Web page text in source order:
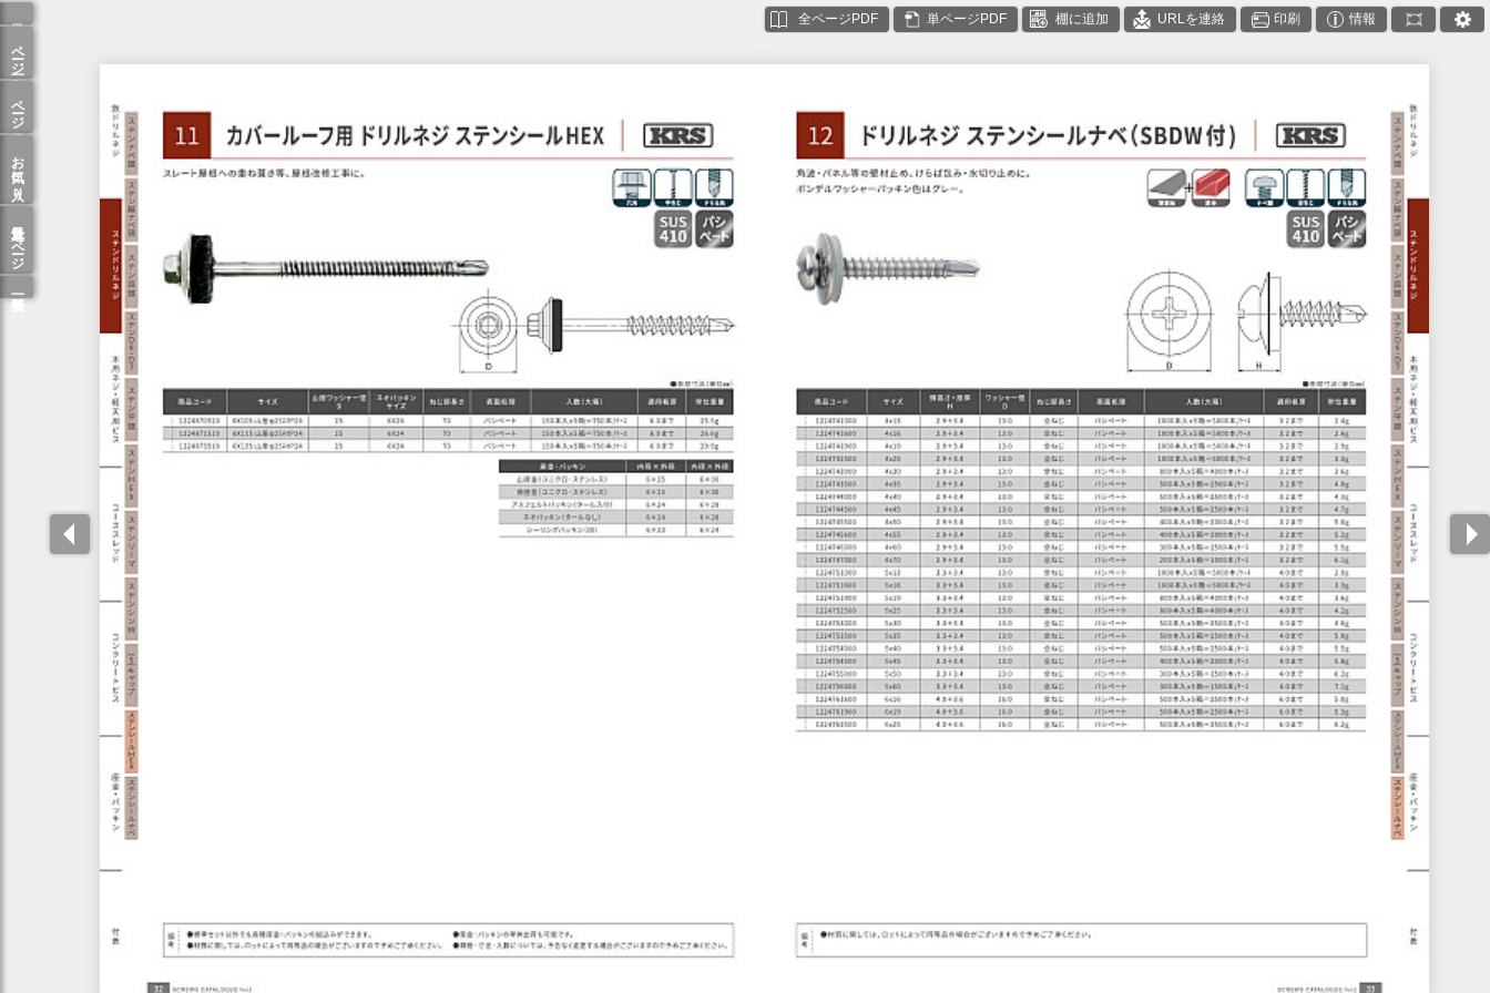
全ページPDF 単ページPDF 棚に追加 URLを連絡 印刷 情報
ページ一覧
ページ検索
お気に入り
最近見たページ